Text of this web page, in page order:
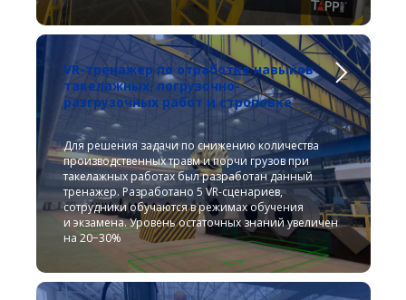
VR-тренажер по отработке навыков
такелажных, погрузочно-
разгрузочных работ и строповке
Для решения задачи по снижению количества
производственных травм и порчи грузов при
такелажных работах был разработан данный
тренажер. Разработано 5 VR-сценариев,
сотрудники обучаются в режимах обучения
и экзамена. Уровень остаточных знаний увеличен
на 20−30%